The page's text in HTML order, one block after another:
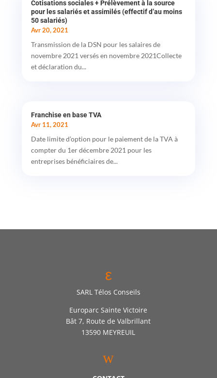
Cotisations sociales + Prélèvement à la source
pour les salariés et assimilés (effectif d’au moins
50 salariés)
Avr 20, 2021
Transmission de la DSN pour les salaires de
novembre 2021 versés en novembre 2021Collecte
et déclaration du...
Franchise en base TVA
Avr 11, 2021
Date limite d’option pour le paiement de la TVA à
compter du 1er décembre 2021 pour les
entreprises bénéficiaires de...
ε
SARL Télos Conseils
Europarc Sainte Victoire
Bât 7, Route de Valbrillant
13590 MEYREUIL
w